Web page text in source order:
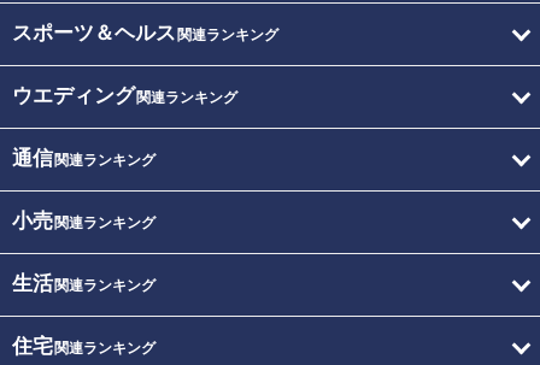
スポーツ＆ヘルス 関連ランキング
ウエディング関連ランキング
通信関連ランキング
小売関連ランキング
生活関連ランキング
住宅関連ランキング